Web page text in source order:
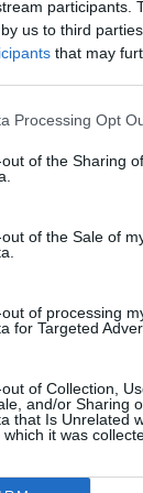
participants.
us to third
that may
Processing Opt
of the Sharing
of the Sale of
of processing
for Targeted
of Collection,
and/or Sharing
that Is Unrelated
it was